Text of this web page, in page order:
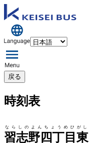
戻る
時刻表
習志野四丁目東
ならしのよんちょうめひがし